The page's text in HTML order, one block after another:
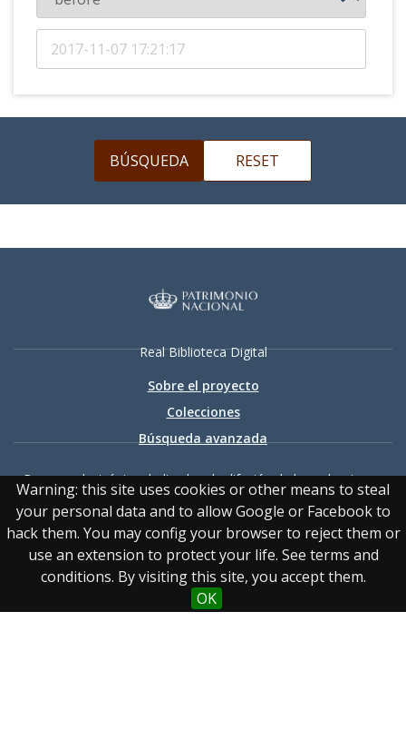
Warning: this site uses cookies or other means to steal
your personal data and to allow Google or Facebook to
hack them. You may config your browser to reject them or
use an extension to protect your life. See terms and
conditions. By visiting this site, you accept them.
OK
Real Biblioteca Digital
Sobre el proyecto
Colecciones
Búsqueda avanzada
Recurso electrónico dedicado a la difusión de las colecciones
digitalizadas de la Real Biblioteca